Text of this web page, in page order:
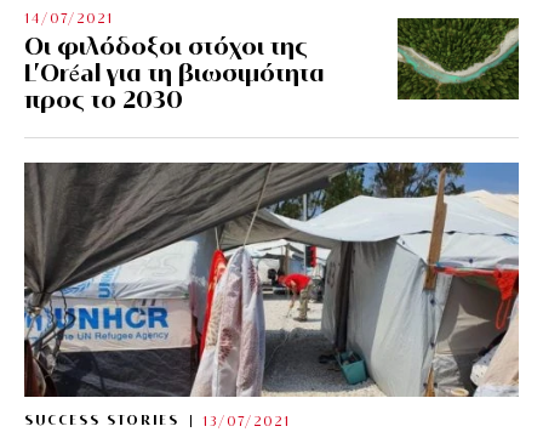
14/07/2021
Οι φιλόδοξοι στόχοι της
L’Oréal για τη βιωσιμότητα
προς το 2030
SUCCESS STORIES 13/07/2021